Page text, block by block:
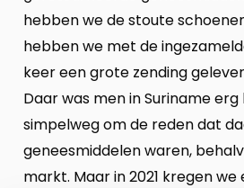
hebben we de stoute
hebben we met de
keer een grote zending
Daar was men in Suriname erg
simpelweg om de reden dat
geneesmiddelen waren,
markt. Maar in 2021 kregen